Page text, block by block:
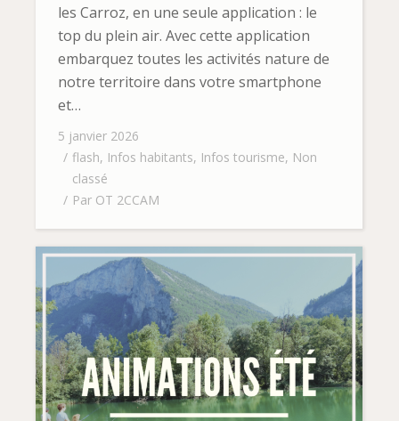
les Carroz, en une seule application : le
top du plein air. Avec cette application
embarquez toutes les activités nature de
notre territoire dans votre smartphone
et…
5 janvier 2026
flash, Infos habitants, Infos tourisme, Non
classé
Par OT 2CCAM